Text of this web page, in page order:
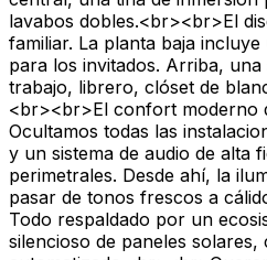
lavabos dobles.<br><br>El
familiar. La planta baja
para los invitados. Arriba,
trabajo, librero, clóset de
<br><br>El confort moderno
Ocultamos todas las
y un sistema de audio de alta
perimetrales. Desde ahí, la
pasar de tonos frescos a
Todo respaldado por un
silencioso de paneles